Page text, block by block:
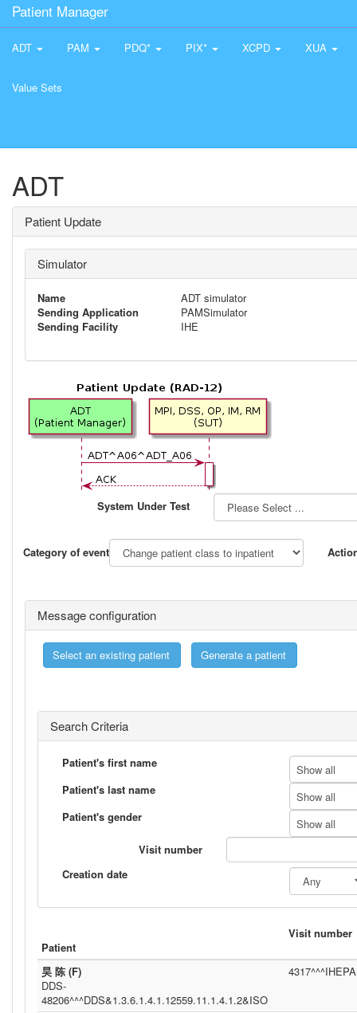
Patient Manager
ADT PAM PDQ* PIX* XCPD XUA
Value Sets
ADT
Patient Update
Simulator
Name
ADT simulator
Sending Application
PAMSimulator
Sending Facility
IHE
System Under Test
Category of event
Message configuration
Search Criteria
Patient's first name
Show all
Patient's last name
Show all
Patient's gender
Show all
Visit number
Creation date
Patient
Visit number
昊 陈 (F)
DDS-
48206^^^DDS&1.3.6.1.4.1.12559.11.1.4.1.2&ISO